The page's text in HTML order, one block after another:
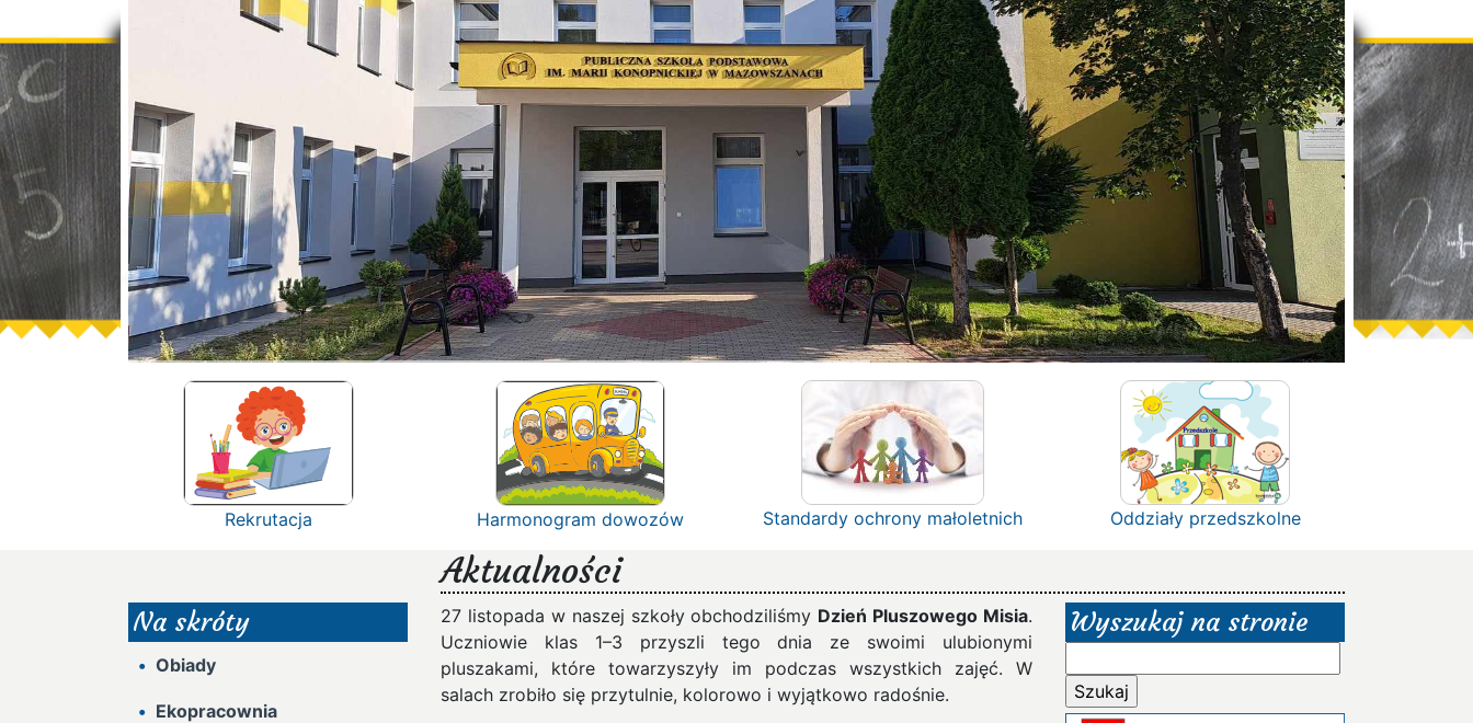
Rekrutacja Harmonogram dowozów Standardy ochrony małoletnich Oddziały przedszkolne
Aktualności
Na skróty
Obiady
Ekopracownia
27 listopada w naszej szkoły obchodziliśmy Dzień Pluszowego Misia.
Uczniowie klas 1–3 przyszli tego dnia ze swoimi ulubionymi
pluszakami, które towarzyszyły im podczas wszystkich zajęć. W
salach zrobiło się przytulnie, kolorowo i wyjątkowo radośnie.
Wyszukaj na stronie